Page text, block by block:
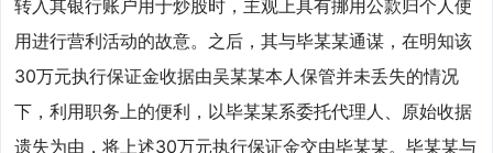
转入其银行账户用于炒股时，主观上具有挪用公款归个人使
用进行营利活动的故意。之后，其与毕某某通谋，在明知该
30万元执行保证金收据由吴某某本人保管并未丢失的情况
下，利用职务上的便利，以毕某某系委托代理人、原始收据
遗失为由，将上述30万元执行保证金交由毕某某。毕某某与